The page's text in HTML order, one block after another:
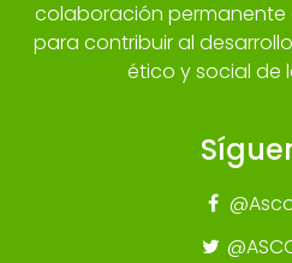
colaboración permanente
para contribuir al
ético y social de